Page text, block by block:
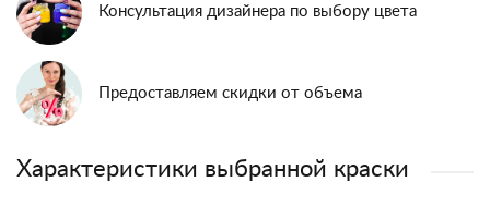
Консультация дизайнера по выбору цвета
Предоставляем скидки от объема
Характеристики выбранной краски